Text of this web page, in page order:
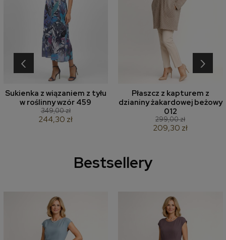
Sukienka z wiązaniem z tyłu
w roślinny wzór 459
349,00 zł
244,30 zł
Płaszcz z kapturem z
dzianiny żakardowej beżowy
012
299,00 zł
209,30 zł
‹ ›
Bestsellery